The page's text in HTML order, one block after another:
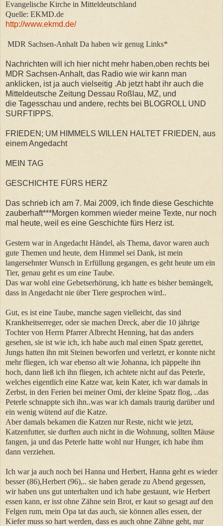
Evangelische Kirche in Mitteldeutschland
Quelle: EKMD.de
http://www.ekmd.de/
MDR Sachsen-Anhalt Da haben wir genug Links*
Nachrichten will ich hier nicht mehr haben,oben rechts bei
MDR Sachsen-Anhalt, das Radio wie wir kann man
anklicken, ist ja auch vielseitig .Ab jetzt habt ihr auch die
Mitteldeutsche Zeitung Dessau Roßlau, MZ, und
die Tagesschau und andere, rechts bei BLOGROLL UND
SURFTIPPS.
FRIEDEN; UM HIMMELS WILLEN HALTET FRIEDEN, aus
einem Angedacht
MEIN TAG
GESCHICHTE FÜRS HERZ
Das schrieb ich am 7. Mai 2009, ich finde diese Geschichte
zauberhaft***Morgen kommen wieder meine Texte, nur noch
mal heute, weil es eine Geschichte fürs Herz ist.
Gestern war in Angedacht Händel, als Thema, davor waren auch
gute Themen und heute, dem Himmel sei Dank, ist mein
langersehnter Wunsch in Erfüllung gegangen, es geht heute um ein
Tier, genau geht es um eine Taube.
Das war wohl eine Gebetserhörung, ich hatte es bisher bemängelt,
dass in Angedacht nie über Tiere gesprochen wird..
Gut, es ist eine Taube, manche sagen vielleicht, das sind
Krankheitserreger, oder sie machen Dreck, aber die 10 jährige
Tochter von Herrn Pfarrer Albrecht Henning, hat das anders
gesehen, sie ist wie ich, ich habe auch mal einen Spatz gerettet,
Jungs hatten ihn mit Steinen beworfen und verletzt, er konnte nicht
mehr fliegen, ich war ebenso alt wie Johanna, ich päppelte ihn
hoch, dann ließ ich ihn fliegen, ich achtete nicht auf das Peterle,
welches eigentlich eine Katze war, kein Kater, ich war damals in
Zerbst, in den Ferien bei meiner Omi, der kleine Spatz flog, ..das
Peterle schnappte sich ihn..was war ich damals traurig darüber und
ein wenig wütend auf die Katze.
Aber damals bekamen die Katzen nur Reste, nicht wie jetzt,
Katzenfutter, sie durften auch nicht in die Wohnung, sollten Mäuse
fangen, ja und das Peterle hatte wohl nur Hunger, ich habe ihm
dann verziehen.
Ich war ja auch noch bei Hanna und Herbert, Hanna geht es wieder
besser (86),Herbert (96),.. sie haben gerade zu Abend gegessen,
wir haben uns gut unterhalten und ich habe gestaunt, wie Herbert
essen kann, er isst ohne Zähne sein Brot, er kaut so gesagt auf den
Felgen rum, mein Opa tat das auch, sie können alles essen, der
Kiefer muss so hart werden, dass es auch ohne Zähne geht, nur